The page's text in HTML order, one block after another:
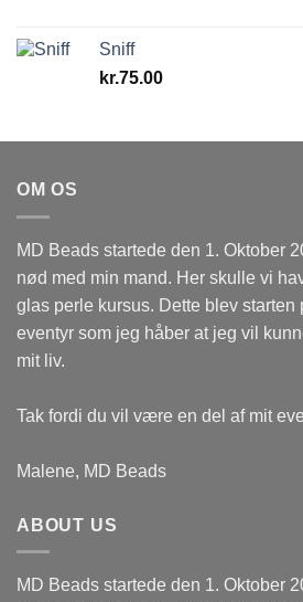
Sniff
kr.75.00
OM OS
MD Beads startede den 1. Oktober
nød med min mand. Her skulle vi
glas perle kursus. Dette blev starten
eventyr som jeg håber at jeg vil
mit liv.
Tak fordi du vil være en del af mit
Malene, MD Beads
ABOUT US
MD Beads startede den 1. Oktober